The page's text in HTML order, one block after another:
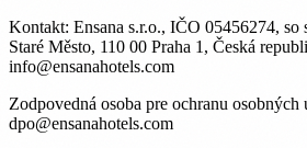
Kontakt: Ensana s.r.o., IČO 05456274,
Staré Město, 110 00 Praha 1, Česká
info@ensanahotels.com
Zodpovedná osoba pre ochranu
dpo@ensanahotels.com